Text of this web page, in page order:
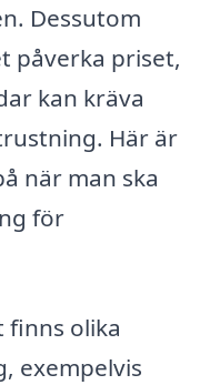
Dessutom
påverka priset,
kan kräva
Här är
när man ska
för
finns olika
exempelvis